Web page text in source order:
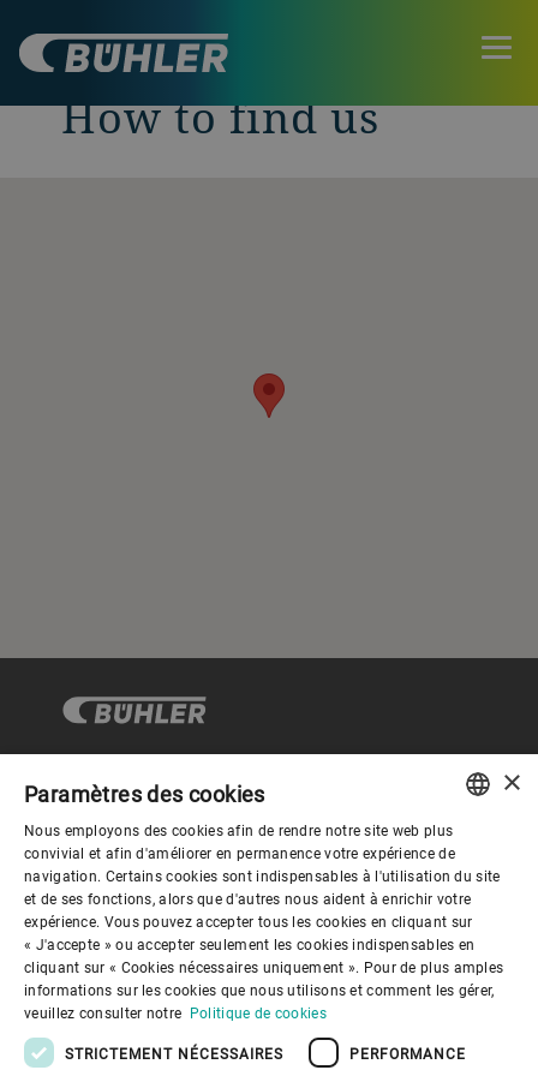
How to find us
Mieux nous connaitre
Liens utiles
ENGLISH
SPANISH
GERMAN
FRENCH
RUSSIAN
×
Paramètres des cookies
Nous employons des cookies afin de rendre notre site web plus
convivial et afin d'améliorer en permanence votre expérience de
navigation. Certains cookies sont indispensables à l'utilisation du site
et de ses fonctions, alors que d'autres nous aident à enrichir votre
expérience. Vous pouvez accepter tous les cookies en cliquant sur
« J'accepte » ou accepter seulement les cookies indispensables en
cliquant sur « Cookies nécessaires uniquement ». Pour de plus amples
informations sur les cookies que nous utilisons et comment les gérer,
veuillez consulter notre Politique de cookies
STRICTEMENT NÉCESSAIRES PERFORMANCE